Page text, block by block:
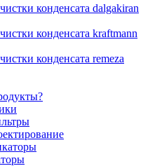
конденсата dalgakiran
конденсата kraftmann
конденсата remeza